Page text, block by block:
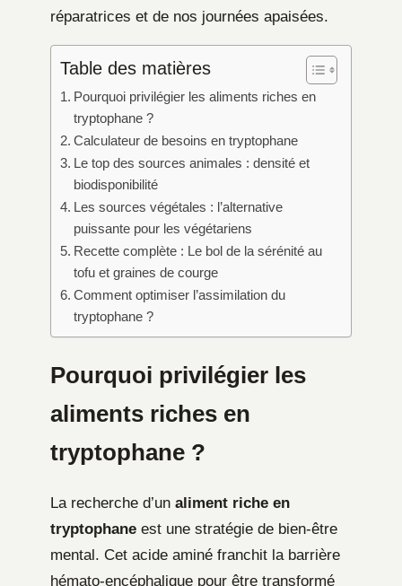
réparatrices et de nos journées apaisées.
Table des matières
Pourquoi privilégier les aliments riches en
tryptophane ?
Calculateur de besoins en tryptophane
Le top des sources animales : densité et
biodisponibilité
Les sources végétales : l’alternative
puissante pour les végétariens
Recette complète : Le bol de la sérénité au
tofu et graines de courge
Comment optimiser l’assimilation du
tryptophane ?
Pourquoi privilégier les
aliments riches en
tryptophane ?
La recherche d’un aliment riche en
tryptophane est une stratégie de bien-être
mental. Cet acide aminé franchit la barrière
hémato-encéphalique pour être transformé